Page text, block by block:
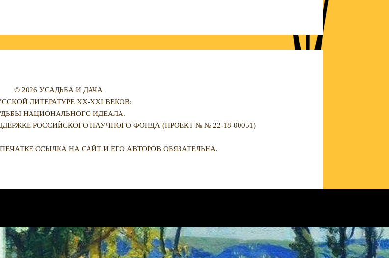
© 2026 УСАДЬБА И ДАЧА
ЛИТЕРАТУРЕ XX-XXI ВЕКОВ:
НАЦИОНАЛЬНОГО ИДЕАЛА.
РОССИЙСКОГО НАУЧНОГО ФОНДА (ПРОЕКТ № № 22-18-00051)
ССЫЛКА НА САЙТ И ЕГО АВТОРОВ ОБЯЗАТЕЛЬНА.